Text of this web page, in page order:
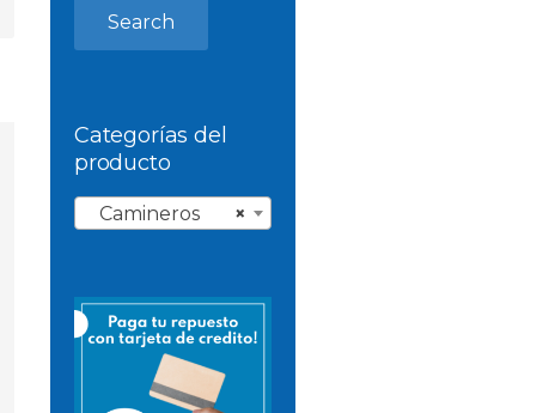
Search
Categorías del
producto
×
Camineros